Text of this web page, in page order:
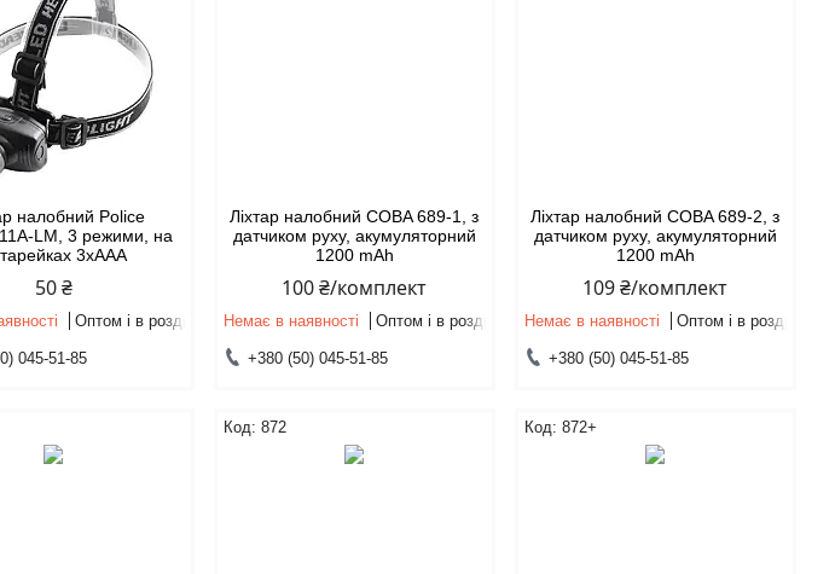
налобний Police
LM, 3 режими, на
3xAAA
50 ₴
Оптом і в роздріб
045-51-85
Ліхтар налобний COBA 689-1, з
датчиком руху, акумуляторний
1200 mAh
100 ₴/комплект
Немає в наявності Оптом і в роздріб
+380 (50) 045-51-85
Ліхтар налобний COBA 689-2, з
датчиком руху, акумуляторний
1200 mAh
109 ₴/комплект
Немає в наявності Оптом і в роздріб
+380 (50) 045-51-85
872 872+